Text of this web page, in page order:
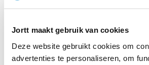
Jortt maakt gebruik van cookies
Deze website gebruikt cookies om
advertenties te personaliseren, om
door te sturen. Gewoon als
Hilco | Trotse jortt’er